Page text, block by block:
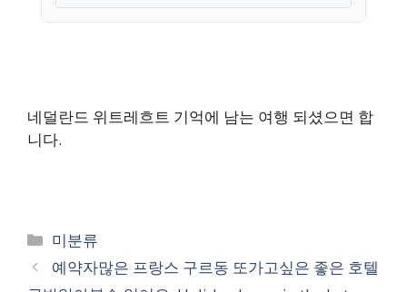
네덜란드 위트레흐트 기억에 남는 여행 되셨으면 합
니다.
카
테
고
미분류
예약자많은 프랑스 구르동 또가고싶은 좋은 호텔